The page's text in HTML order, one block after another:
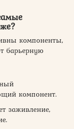
компоненты,
барьерную
компонент.
заживление,